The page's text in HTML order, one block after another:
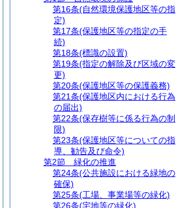
第16条(自然環境保護地区等の指
定)
第17条(保護地区等の指定の手
続)
第18条(標識の設置)
第19条(指定の解除及び区域の変
更)
第20条(保護地区等の保護義務)
第21条(保護地区内における行為
の届出)
第22条(保存樹等に係る行為の制
限)
第23条(保護地区等についての指
導、勧告及び命令)
第2節
緑化の推進
第24条(公共施設における緑地の
確保)
第25条(工場、事業場等の緑化)
第26条(宅地等の緑化)